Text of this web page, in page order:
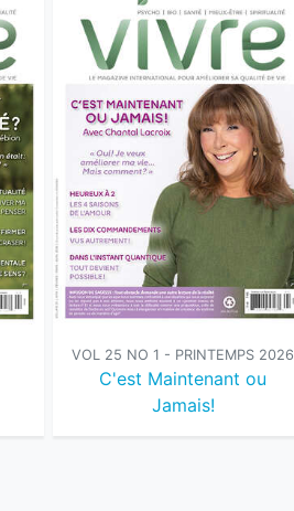
VOL 25 NO 1 - PRINTEMPS 2026
C'est Maintenant ou
Jamais!